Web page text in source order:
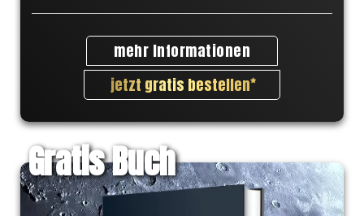
mehr Informationen
jetzt gratis bestellen
Gratis Buch